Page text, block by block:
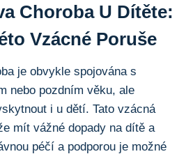
Choroba U Dítěte:
Vzácné Poruše
je⁢ obvykle ​spojována s
nebo pozdním ‍věku, ale‍
i u dětí. Tato vzácná
​mít vážné dopady na dítě a
péčí‍ a podporou je možné